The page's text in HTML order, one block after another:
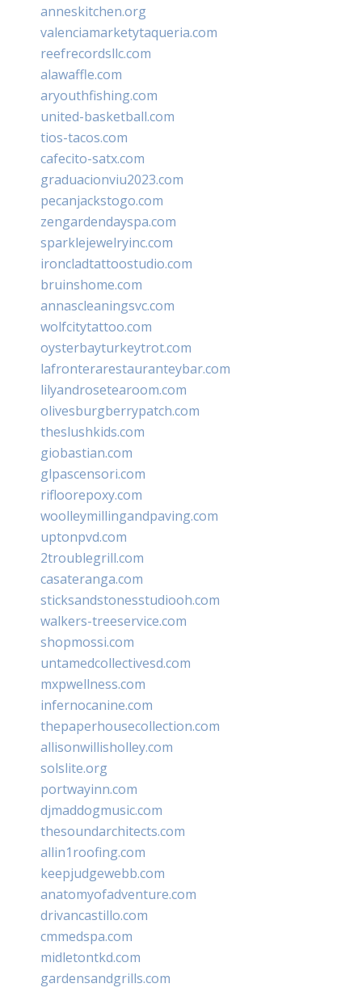
anneskitchen.org
valenciamarketytaqueria.com
reefrecordsllc.com
alawaffle.com
aryouthfishing.com
united-basketball.com
tios-tacos.com
cafecito-satx.com
graduacionviu2023.com
pecanjackstogo.com
zengardendayspa.com
sparklejewelryinc.com
ironcladtattoostudio.com
bruinshome.com
annascleaningsvc.com
wolfcitytattoo.com
oysterbayturkeytrot.com
lafronterarestauranteybar.com
lilyandrosetearoom.com
olivesburgberrypatch.com
theslushkids.com
giobastian.com
glpascensori.com
rifloorepoxy.com
woolleymillingandpaving.com
uptonpvd.com
2troublegrill.com
casateranga.com
sticksandstonesstudiooh.com
walkers-treeservice.com
shopmossi.com
untamedcollectivesd.com
mxpwellness.com
infernocanine.com
thepaperhousecollection.com
allisonwillisholley.com
solslite.org
portwayinn.com
djmaddogmusic.com
thesoundarchitects.com
allin1roofing.com
keepjudgewebb.com
anatomyofadventure.com
drivancastillo.com
cmmedspa.com
midletontkd.com
gardensandgrills.com